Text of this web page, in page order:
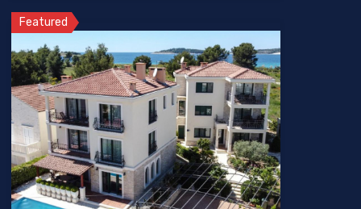
Featured